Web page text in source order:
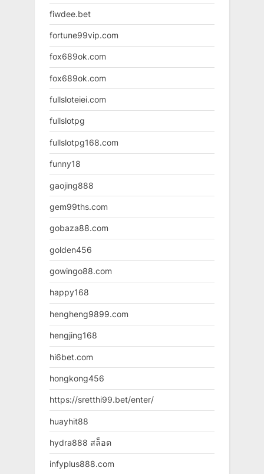
fiwdee.bet
fortune99vip.com
fox689ok.com
fox689ok.com
fullsloteiei.com
fullslotpg
fullslotpg168.com
funny18
gaojing888
gem99ths.com
gobaza88.com
golden456
gowingo88.com
happy168
hengheng9899.com
hengjing168
hi6bet.com
hongkong456
https://sretthi99.bet/enter/
huayhit88
hydra888 สล็อต
infyplus888.com